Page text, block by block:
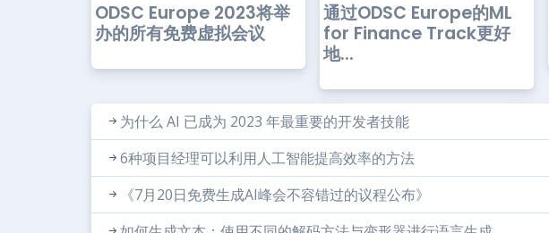
ODSC Europe 2023将举
办的所有免费虚拟会议
通过ODSC Europe的ML
for Finance Track更好
地...
为什么 AI 已成为 2023 年最重要的开发者技能
6种项目经理可以利用人工智能提高效率的方法
《7月20日免费生成AI峰会不容错过的议程公布》